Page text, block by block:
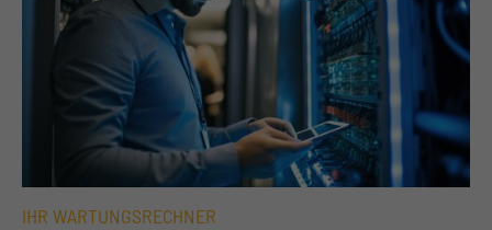
IHR WARTUNGSRECHNER